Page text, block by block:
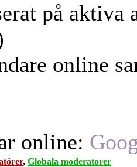
på aktiva
online
online:
, Globala moderatorer